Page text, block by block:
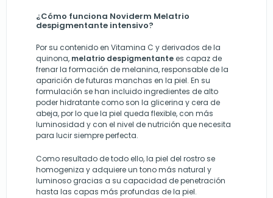
¿Cómo funciona Noviderm Melatrio
despigmentante intensivo?
Por su contenido en Vitamina C y derivados de la
quinona, melatrio despigmentantees capaz de
frenar la formación de melanina, responsable de la
aparición de futuras manchas en la piel. En su
formulación se han incluido ingredientes de alto
poder hidratante como son la glicerina y cera de
abeja, por lo que la piel queda flexible, con más
luminosidad y con el nivel de nutrición que necesita
para lucir siempre perfecta.
Como resultado de todo ello, la piel del rostro se
homogeniza y adquiere un tono más natural y
luminoso gracias a su capacidad de penetración
hasta las capas más profundas de la piel.